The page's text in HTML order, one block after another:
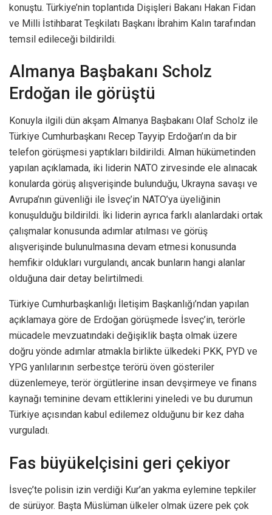
konuştu. Türkiye’nin toplantıda Dişişleri Bakanı Hakan Fidan
ve Milli İstihbarat Teşkilatı Başkanı İbrahim Kalın tarafından
temsil edileceği bildirildi.
Almanya Başbakanı Scholz
Erdoğan ile görüştü
Konuyla ilgili dün akşam Almanya Başbakanı Olaf Scholz ile
Türkiye Cumhurbaşkanı Recep Tayyip Erdoğan’ın da bir
telefon görüşmesi yaptıkları bildirildi. Alman hükümetinden
yapılan açıklamada, iki liderin NATO zirvesinde ele alınacak
konularda görüş alışverişinde bulunduğu, Ukrayna savaşı ve
Avrupa’nın güvenliği ile İsveç’in NATO’ya üyeliğinin
konuşulduğu bildirildi. İki liderin ayrıca farklı alanlardaki ortak
çalışmalar konusunda adımlar atılması ve görüş
alışverişinde bulunulmasına devam etmesi konusunda
hemfikir oldukları vurgulandı, ancak bunların hangi alanlar
olduğuna dair detay belirtilmedi.
Türkiye Cumhurbaşkanlığı İletişim Başkanlığı’ndan yapılan
açıklamaya göre de Erdoğan görüşmede İsveç’in, terörle
mücadele mevzuatındaki değişiklik başta olmak üzere
doğru yönde adımlar atmakla birlikte ülkedeki PKK, PYD ve
YPG yanlılarının serbestçe terörü öven gösteriler
düzenlemeye, terör örgütlerine insan devşirmeye ve finans
kaynağı teminine devam ettiklerini yineledi ve bu durumun
Türkiye açısından kabul edilemez olduğunu bir kez daha
vurguladı.
Fas büyükelçisini geri çekiyor
İsveç’te polisin izin verdiği Kur’an yakma eylemine tepkiler
de sürüyor. Başta Müslüman ülkeler olmak üzere pek çok